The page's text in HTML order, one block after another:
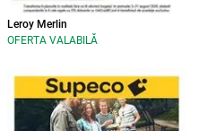
Leroy Merlin
OFERTA VALABILĂ